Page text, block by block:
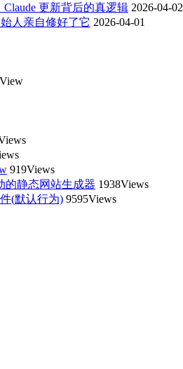
更新背后的真逻辑 2026-04-02
人亲自修好了它 2026-04-01
919Views
的静态网站生成器 1938Views
(默认行为) 9595Views